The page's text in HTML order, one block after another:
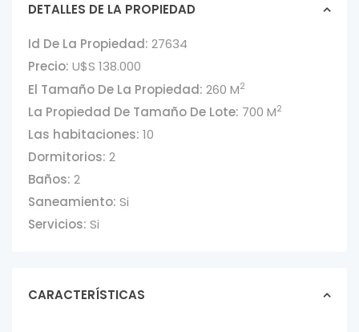
DETALLES DE LA PROPIEDAD
Id De La Propiedad: 27634
Precio: U$S 138.000
El Tamaño De La Propiedad: 260 M2
La Propiedad De Tamaño De Lote: 700 M2
Las habitaciones: 10
Dormitorios: 2
Baños: 2
Saneamiento: Si
Servicios: Si
CARACTERÍSTICAS